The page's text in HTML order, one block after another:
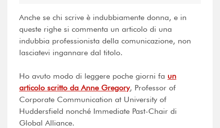
Anche se chi scrive è indubbiamente donna, e in
queste righe si commenta un articolo di una
indubbia professionista della comunicazione, non
lasciatevi ingannare dal titolo.
Ho avuto modo di leggere poche giorni fa un
articolo scritto da Anne Gregory, Professor of
Corporate Communication at University of
Huddersfield nonché Immediate Past-Chair di
Global Alliance.